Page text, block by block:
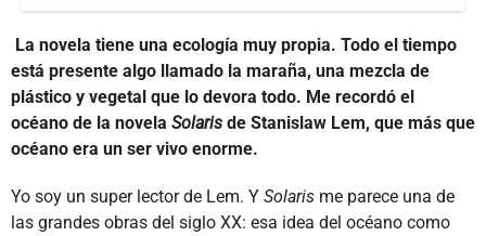
La novela tiene una ecología muy propia. Todo el tiempo
está presente algo llamado la maraña, una mezcla de
plástico y vegetal que lo devora todo. Me recordó el
océano de la novela Solaris de Stanislaw Lem, que más que
océano era un ser vivo enorme.
Yo soy un super lector de Lem. Y Solaris me parece una de
las grandes obras del siglo XX: esa idea del océano como